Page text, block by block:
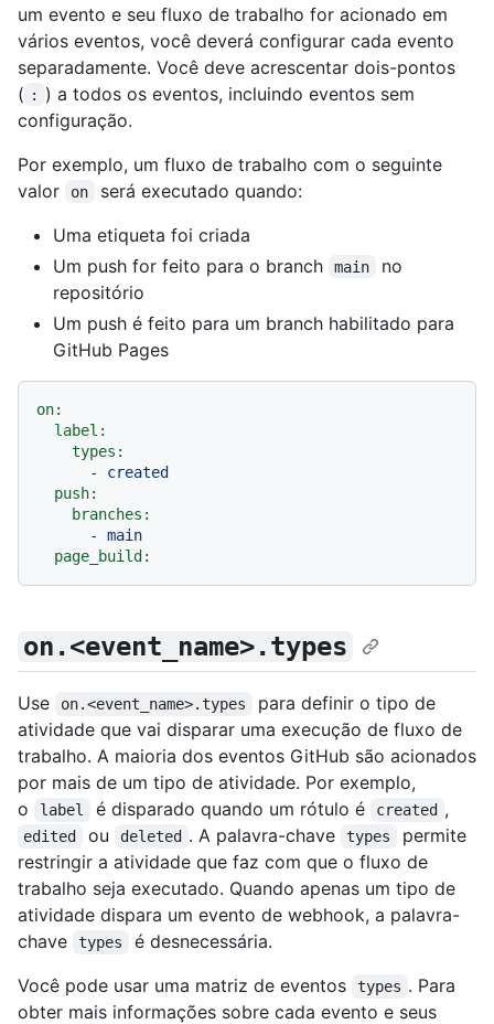
um evento e seu fluxo de trabalho for acionado em
vários eventos, você deverá configurar cada evento
separadamente. Você deve acrescentar dois-pontos
( :
) a todos os eventos, incluindo eventos sem
configuração.
Por exemplo, um fluxo de trabalho com o seguinte
valor
on
será executado quando:
Uma etiqueta foi criada
Um push for feito para o branch
main
no
repositório
Um push é feito para um branch habilitado para
GitHub Pages
on:
label:
types:
-
created
push:
branches:
-
main
page_build:
on.<event_name>.types
Use on.<event_name>.types
para definir o tipo de
atividade que vai disparar uma execução de fluxo de
trabalho. A maioria dos eventos GitHub são acionados
por mais de um tipo de atividade. Por exemplo,
o
label é disparado quando um rótulo é created ,
edited ou deleted . A palavra-chave types
permite
restringir a atividade que faz com que o fluxo de
trabalho seja executado. Quando apenas um tipo de
atividade dispara um evento de webhook, a palavra-
chave
types
é desnecessária.
Você pode usar uma matriz de eventos
types . Para
obter mais informações sobre cada evento e seus